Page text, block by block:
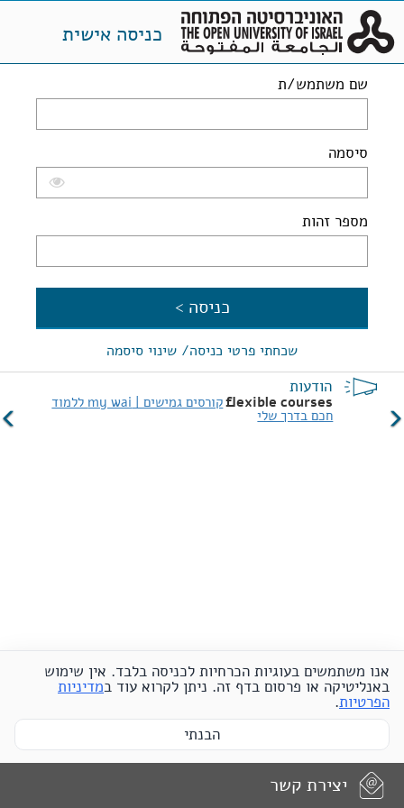
כניסה אישית
אנו משתמשים בעוגיות הכרחיות לכניסה בלבד. אין שימוש
באנליטיקה או פרסום בדף זה. ניתן לקרוא עוד במדיניות
הפרטיות.
הבנתי
שם משתמש/ת
סיסמה
מספר זהות
שכחתי פרטי כניסה/ שינוי סיסמה
הודעות
flexible courses קורסים גמישים | my wai ללמוד
חכם בדרך שלי
יצירת קשר